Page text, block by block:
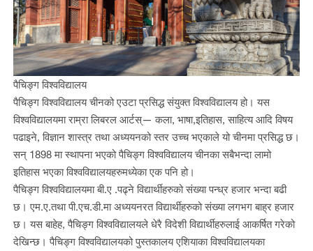
पैचिङ्ग विश्वविद्यालय
पैचिङ्ग विश्वविद्यालय चीनको एउटा प्रसिद्ध संयुक्त विश्वविद्यालय हो। यस
विश्वविद्यालयमा राम्रा लिबरल आर्टस्— कला, भाषा,इतिहास, साहित्य आदि विषय
पढाइने, विज्ञान शास्त्र तथा अध्ययनको स्तर उच्च भएकाले यो चीनमा प्रसिद्ध छ।
सन् 1898 मा स्थापना भएको पैचिङ्ग विश्वविद्यालय चीनका सबैभन्दा लामो
इतिहास भएका विश्वविद्यालयहरुमध्येका एक पनि हो।
पैचिङ्ग विश्वविद्यालयमा बी.ए.पढ्ने विद्यार्थीहरुको संख्या पन्ध्र हजार भन्दा बढी
छ। एम.ए.तथा पी.एच.डी.मा अध्ययनरत विद्यार्थीहरुको संख्या लगभग बाह्र हजार
छ। यस बाहेह, पैचिङ्ग विश्वविद्यालयले धेरै विदेशी विद्यार्थीहरुलाई आकर्षित गरेको
देखिन्छ। पैचिङ्ग विश्वविद्यालयको पुस्तकालय एशियाका विश्वविद्यालयका